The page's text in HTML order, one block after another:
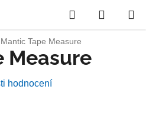
Hledat
KOŠÍK
Mantic Tape Measure
Measure
hodnocení